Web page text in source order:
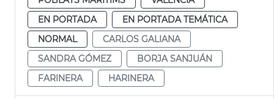
EN PORTADA
EN PORTADA TEMÁTICA
NORMAL
CARLOS GALIANA
SANDRA GÓMEZ
BORJA SANJUÁN
FARINERA
HARINERA